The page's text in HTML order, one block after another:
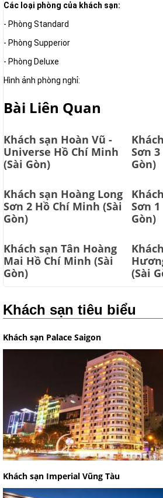
Các loại phòng của khách sạn:
- Phòng Standard
- Phòng Supperior
- Phòng Deluxe
Hình ảnh phòng nghỉ:
Bài Liên Quan
Khách sạn Hoàn Vũ -
Universe Hồ Chí Minh
(Sài Gòn)
Sơn
Gòn)
Khách sạn Hoàng Long
Sơn 2 Hồ Chí Minh (Sài
Gòn)
Sơn
Gòn)
Khách sạn Tân Hoàng
Mai Hồ Chí Minh (Sài
Gòn)
(Sài
Khách sạn tiêu biểu
Khách sạn Palace Saigon
Khách sạn Imperial Vũng Tàu